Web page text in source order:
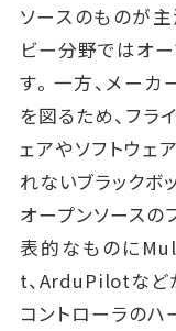
ソースのものが
ビー分野ではオ
す。一方、メー
を図るため、フラ
ェアやソフトウェ
れないブラックボ
オープンソースの
表的なものに
t、ArduPilotなど
コントローラのハ